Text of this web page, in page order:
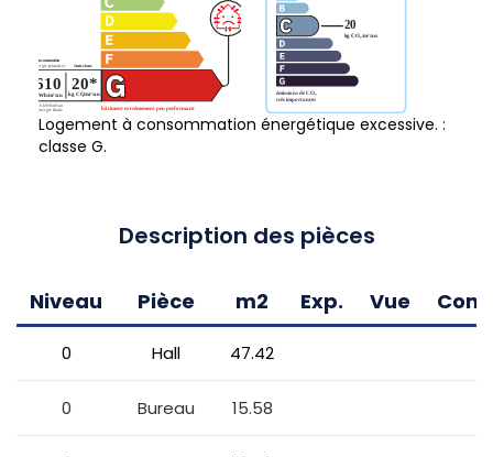
Logement à consommation énergétique excessive. :
classe G.
Description des pièces
Niveau Pièce m2 Exp. Vue
0 Hall 47.42
0 Bureau 15.58